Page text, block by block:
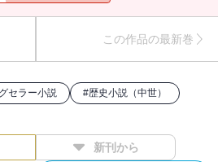
この作品の最新巻
セラー小説 #歴史小説（中世）
新刊から